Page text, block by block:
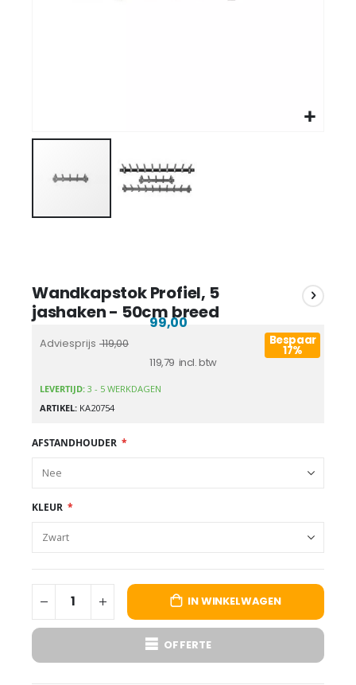
Wandkapstok Profiel, 5
jashaken - 50cm breed
Adviesprijs 119,00
119,79
99,00
Bespaar
17%
LEVERTIJD: 3 - 5 WERKDAGEN
ARTIKEL KA20754
AFSTANDHOUDER
KLEUR
IN WINKELWAGEN
OFFERTE